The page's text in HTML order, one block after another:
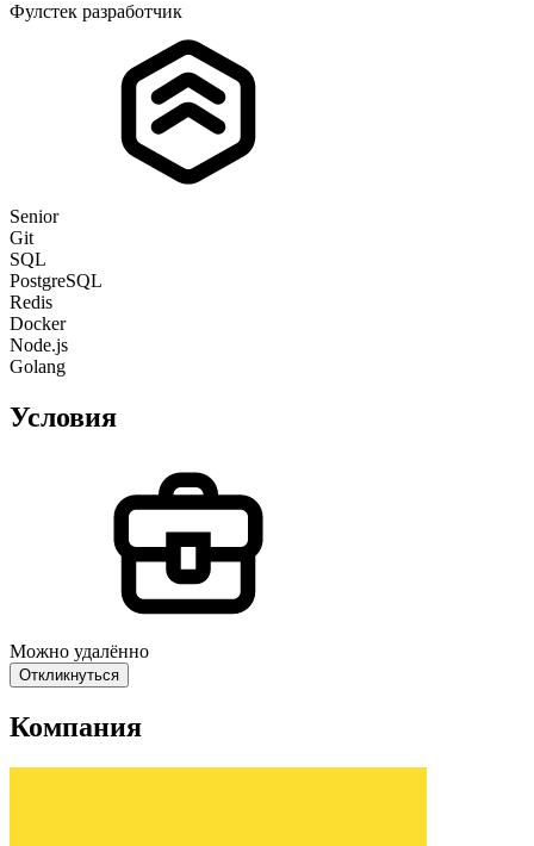
Фулстек разработчик
Senior
Git
SQL
PostgreSQL
Redis
Docker
Node.js
Golang
Условия
Можно удалённо
Откликнуться
Компания